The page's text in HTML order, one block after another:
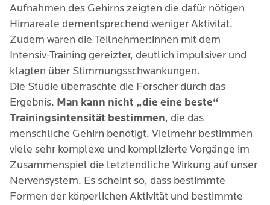
Aufnahmen des Gehirns zeigten die dafür nötigen
Hirnareale dementsprechend weniger Aktivität.
Zudem waren die Teilnehmer:innen mit dem
Intensiv-Training gereizter, deutlich impulsiver und
klagten über Stimmungsschwankungen.
Die Studie überraschte die Forscher durch das
Ergebnis. Man kann nicht „die eine beste“
Trainingsintensität bestimmen, die das
menschliche Gehirn benötigt. Vielmehr bestimmen
viele sehr komplexe und komplizierte Vorgänge im
Zusammenspiel die letztendliche Wirkung auf unser
Nervensystem. Es scheint so, dass bestimmte
Formen der körperlichen Aktivität und bestimmte